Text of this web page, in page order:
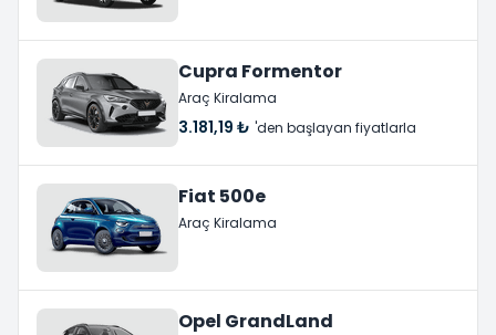
Cupra Formentor
Araç Kiralama
3.181,19 ₺ 'den başlayan fiyatlarla
Fiat 500e
Araç Kiralama
Opel GrandLand